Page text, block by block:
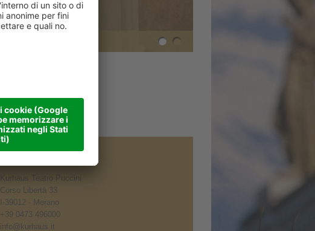
Kurhaus Teatro Puccini
Corso Libertà 33
I-39012 - Merano
+39 0473 496000
info@kurhaus.it